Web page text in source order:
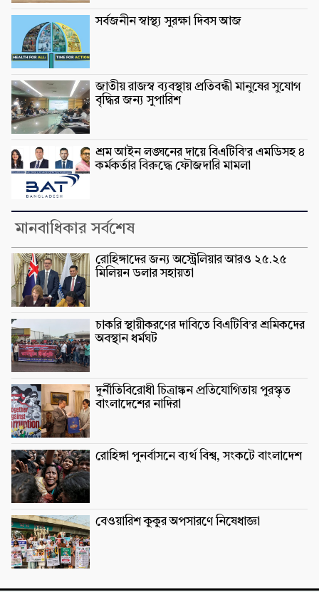
সর্বজনীন স্বাস্থ্য সুরক্ষা দিবস আজ
জাতীয় রাজস্ব ব্যবস্থায় প্রতিবন্ধী মানুষের সুযোগ
বৃদ্ধির জন্য সুপারিশ
শ্রম আইন লঙ্ঘনের দায়ে বিএটিবি’র এমডিসহ ৪
কর্মকর্তার বিরুদ্ধে ফৌজদারি মামলা
মানবাধিকার সর্বশেষ
রোহিঙ্গাদের জন্য অস্ট্রেলিয়ার আরও ২৫.২৫
মিলিয়ন ডলার সহায়তা
চাকরি স্থায়ীকরণের দাবিতে বিএটিবি’র শ্রমিকদের
অবস্থান ধর্মঘট
দুর্নীতিবিরোধী চিত্রাঙ্কন প্রতিযোগিতায় পুরস্কৃত
বাংলাদেশের নাদিরা
রোহিঙ্গা পুনর্বাসনে ব্যর্থ বিশ্ব, সংকটে বাংলাদেশ
বেওয়ারিশ কুকুর অপসারণে নিষেধাজ্ঞা